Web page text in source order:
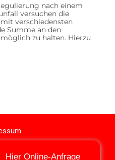
nach einem
versuchen die
verschiedensten
Summe an den
zu halten. Hierzu
Hier Online-Anfrage